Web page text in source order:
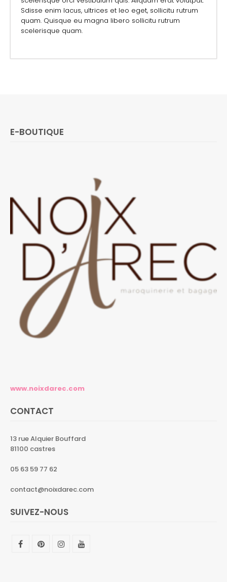
Sdisse enim lacus, ultrices et leo eget, sollicitu rutrum
quam. Quisque eu magna libero sollicitu rutrum
scelerisque quam.
E-BOUTIQUE
www.noixdarec.com
CONTACT
13 rue Alquier Bouffard
81100 castres
05 63 59 77 62
contact@noixdarec.com
SUIVEZ-NOUS